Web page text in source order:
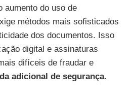
aumento do uso de
métodos mais sofisticados
dos documentos. Isso
digital e assinaturas
difíceis de fraudar e
adicional de segurança.